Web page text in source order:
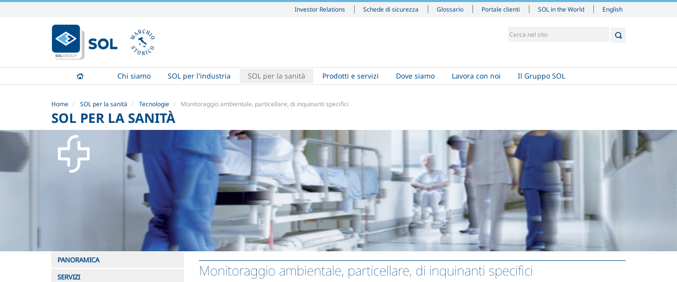
Investor Relations Schede di sicurezza Glossario Portale clienti SOL in the World
contenuti.
|
Salta
navigazione
English
Chi siamo SOL per l'industria SOL per la sanità Prodotti e servizi Dove siamo Lavora con noi Il Gruppo SOL
Home SOL per la sanità Tecnologie Monitoraggio ambientale, particellare, di inquinanti specifici
SOL PER LA SANITÀ
Monitoraggio ambientale, particellare, di inquinanti specifici
PANORAMICA
SERVIZI